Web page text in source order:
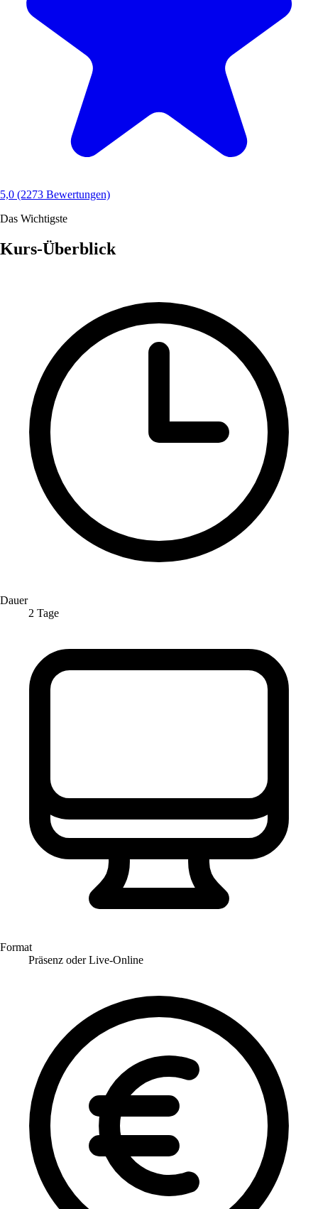
5,0 (2273 Bewertungen)
Das Wichtigste
Kurs-Überblick
Dauer
2 Tage
Format
Präsenz oder Live-Online